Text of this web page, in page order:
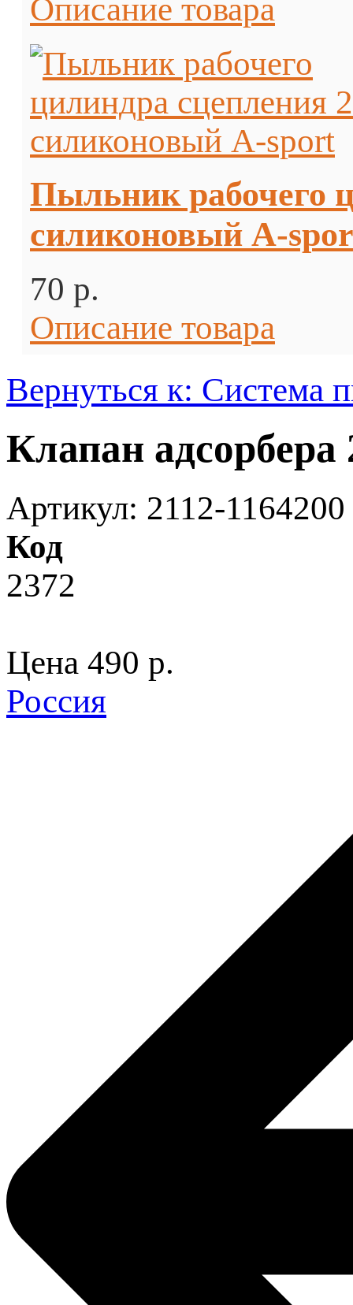
Описание товара
Пыльник рабочего
силиконовый А-
70 p.
Описание товара
Вернуться к: Система
Клапан адсорбера
Артикул: 2112-1164200
Код
2372
Цена 490 p.
Россия